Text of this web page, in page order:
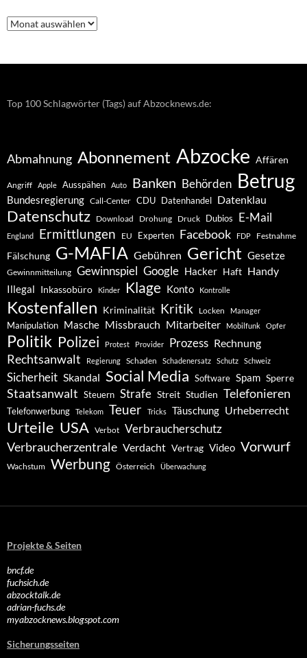
Nachrichten
–
Top 100 Schlagwörter (Tags) auf Abzocknews.de:
Abmahnung Abonnement Abzocke Affären
Angriff Apple Ausspähen Auto Banken Behörden Betrug
Bundesregierung Call-Center CDU Datenhandel Datenklau
Datenschutz Download Drohung Druck Dubios E-Mail
England Ermittlungen EU Experten Facebook FDP Festnahme
Fälschung G-MAFIA Gebühren Gericht Gesetze
Gewinnmitteilung Gewinnspiel Google Hacker Haft Handy
Illegal Inkassobüro Kinder Klage Konto Kontrolle
Kostenfallen Kriminalität Kritik Locken Manager
Manipulation Masche Missbrauch Mitarbeiter Mobilfunk Opfer
Politik Polizei Protest Provider Prozess Rechnung
Rechtsanwalt Regierung Schaden Schadenersatz Schutz Schweiz
Sicherheit Skandal Social Media Software Spam Sperre
Staatsanwalt Steuern Strafe Streit Studien Telefonieren
Telefonwerbung Telekom Teuer Tricks Täuschung Urheberrecht
Urteile USA Verbot Verbraucherschutz
Verbraucherzentrale Verdacht Vertrag Video Vorwurf
Wachstum Werbung Österreich Überwachung
Projekte & Seiten
bncf.de
fuchsich.de
abzocktalk.de
adrian-fuchs.de
myabzocknews.blogspot.com
Sicherungsseiten